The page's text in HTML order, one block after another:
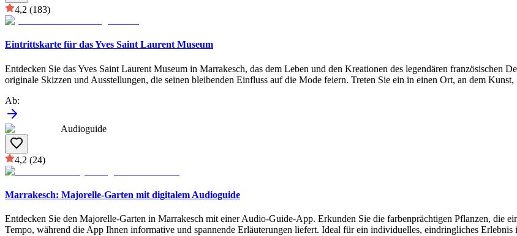
4,2 (183)
Eintrittskarte für das Yves Saint Laurent Museum
Entdecken Sie das Yves Saint Laurent Museum in Marrakesch, das dem Leben und den Kreationen des legendären französischen
originale Skizzen und Ausstellungen, die seinen bleibenden Einfluss auf die Mode feiern. Treten Sie ein in einen Ort, an dem
Ab:
Audioguide
4,2 (24)
Marrakesch: Majorelle-Garten mit digitalem Audioguide
Entdecken Sie den Majorelle-Garten in Marrakesch mit einer Audio-Guide-App. Erkunden Sie die farbenprächtigen Pflanzen, die
Tempo, während die App Ihnen informative und spannende Erläuterungen liefert. Ideal für ein individuelles, eindringliches Erlebnis